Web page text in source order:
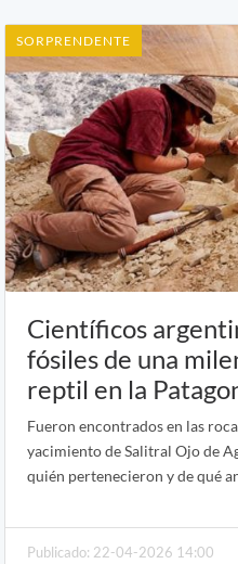
SORPRENDENTE
Científicos
fósiles de una
reptil en la
Fueron encontrados en las
yacimiento de Salitral Ojo de
quién pertenecieron y de qué
Publicado: 22-04-2026 14:00